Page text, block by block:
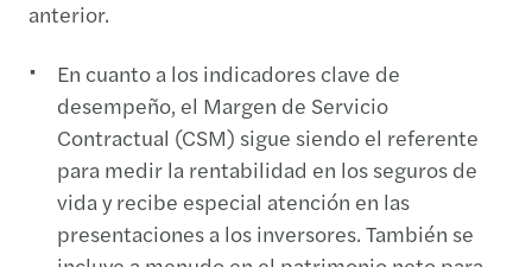
anterior.
En cuanto a los indicadores clave de
desempeño, el Margen de Servicio
Contractual (CSM) sigue siendo el referente
para medir la rentabilidad en los seguros de
vida y recibe especial atención en las
presentaciones a los inversores. También se